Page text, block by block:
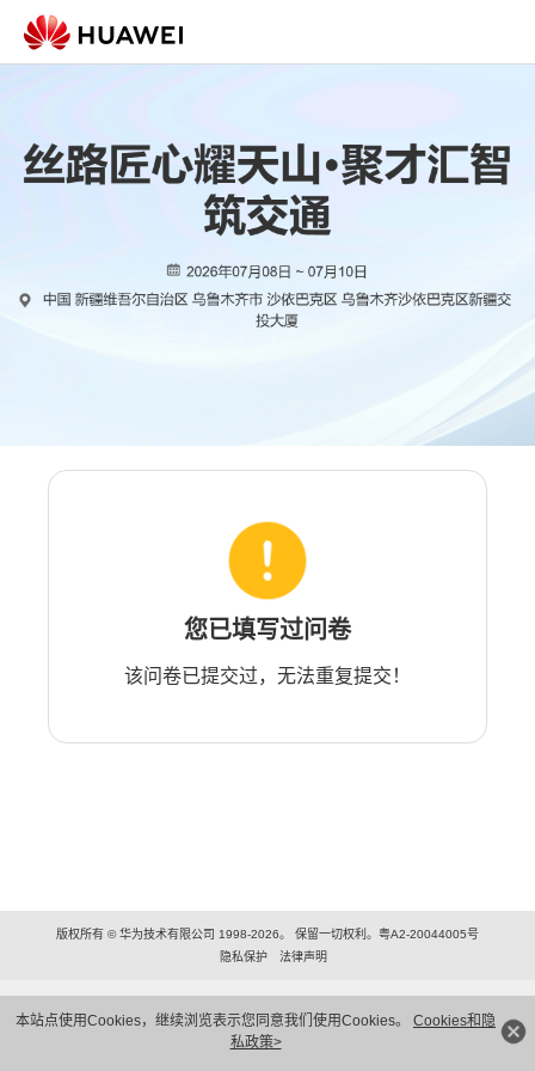
本站点使用Cookies，继续浏览表示您同意我们使用Cookies。 Cookies和隐
私政策>
您已填写过问卷
该问卷已提交过，无法重复提交！
版权所有 © 华为技术有限公司 1998-2026。 保留一切权利。粤A2-20044005号
隐私保护
法律声明